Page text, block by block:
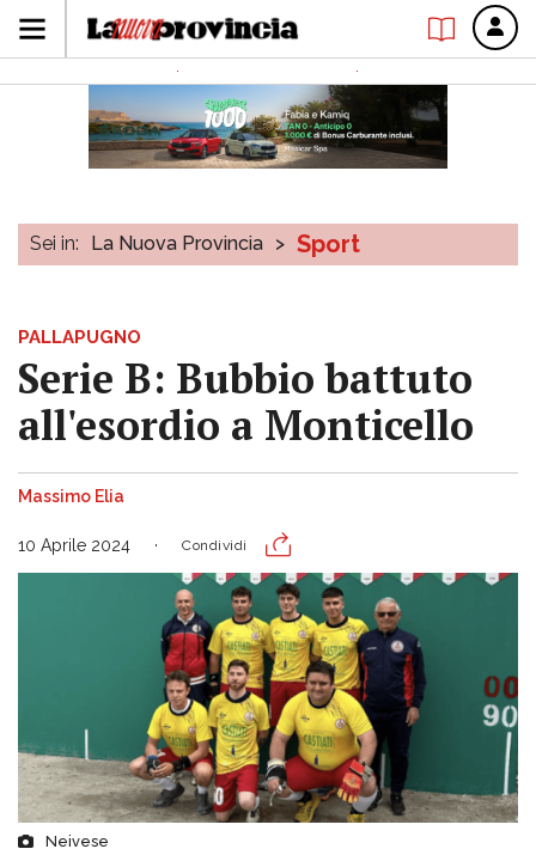
Sei in: La Nuova Provincia > Sport
PALLAPUGNO
Serie B: Bubbio battuto
all'esordio a Monticello
Massimo Elia
10 Aprile 2024 Condividi
Neivese